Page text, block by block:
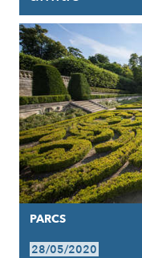
PARCS
28/05/2020